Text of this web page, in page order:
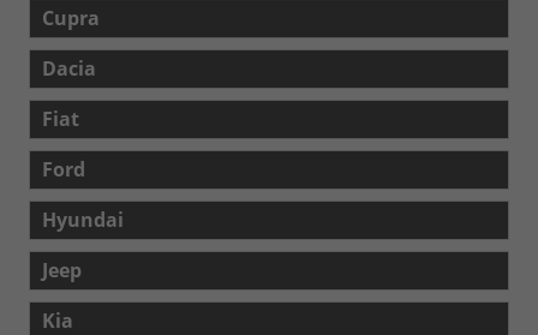
Cupra
Dacia
Fiat
Ford
Hyundai
Jeep
Kia